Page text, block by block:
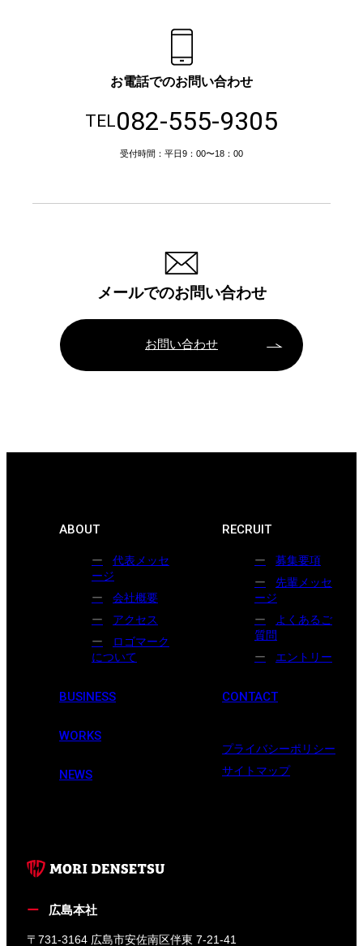
お電話でのお問い合わせ
TEL082-555-9305
受付時間：平日9：00〜18：00
メールでのお問い合わせ
お問い合わせ
ABOUT
代表メッセ
ージ
会社概要
アクセス
ロゴマーク
について
BUSINESS
WORKS
NEWS
RECRUIT
募集要項
先輩メッセ
ージ
よくあるご
質問
エントリー
CONTACT
プライバシーポリシー
サイトマップ
広島本社
〒731-3164 広島市安佐南区伴東 7-21-41